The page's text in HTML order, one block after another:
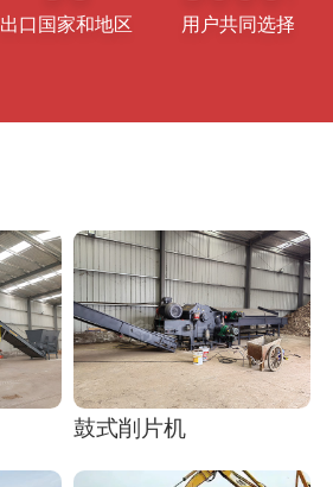
出口国家和地区 用户共同选择
鼓式削片机